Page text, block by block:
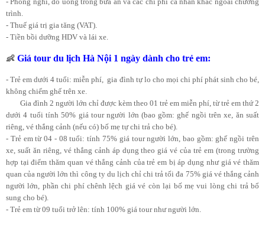
trình.
- Thuế giá trị gia tăng (VAT).
- Tiền bồi dưỡng HDV và lái xe.
👶 Giá tour du lịch Hà Nội 1 ngày dành cho trẻ em:
- Trẻ em dưới 4 tuổi: miễn phí, gia đình tự lo cho mọi chi phí phát sinh cho bé,
không chiếm ghế trên xe.
Gia đình 2 người lớn chỉ được kèm theo 01 trẻ em miễn phí, từ trẻ em thứ 2
dưới 4 tuổi tính 50% giá tour người lớn (bao gồm: ghế ngồi trên xe, ăn suất
riêng, vé thắng cảnh (nếu có) bố mẹ tự chi trả cho bé).
- Trẻ em từ 04 - 08 tuổi: tính 75% giá tour người lớn, bao gồm: ghế ngồi trên
xe, suất ăn riêng, vé thắng cảnh áp dụng theo giá vé của trẻ em (trong trường
hợp tại điểm thăm quan vé thắng cảnh của trẻ em bị áp dụng như giá vé thăm
quan của người lớn thì công ty du lịch chỉ chi trả tối đa 75% giá vé thắng cảnh
người lớn, phần chi phí chênh lệch giá vé còn lại bố mẹ vui lòng chi trả bổ
sung cho bé).
- Trẻ em từ 09 tuổi trở lên: tính 100% giá tour như người lớn.